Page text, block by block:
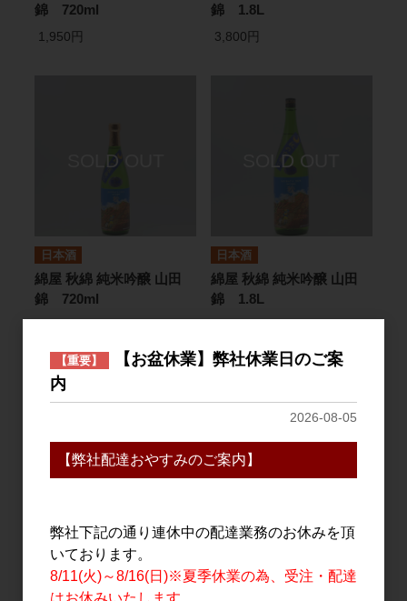
錦 720ml
1,950円
錦 1.8L
3,800円
日本酒
綿屋 秋綿 純米吟醸 山田
錦 720ml
日本酒
綿屋 秋綿 純米吟醸 山田
錦 1.8L
日本酒
綿屋 夏綿 純米酒 山田錦
日本酒
綿屋 梅雨錦 特別純米 ひと
めぼれ 720ml
【重要】
【お盆休業】弊社休業日のご案
内
2026-08-05
【弊社配達おやすみのご案内】
弊社下記の通り連休中の配達業務のお休みを頂
いております。
8/11(火)～8/16(日)※夏季休業の為、受注・配達
はお休みいたします。